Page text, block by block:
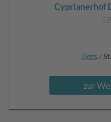
Cyprianerhof
Tiers /
zur